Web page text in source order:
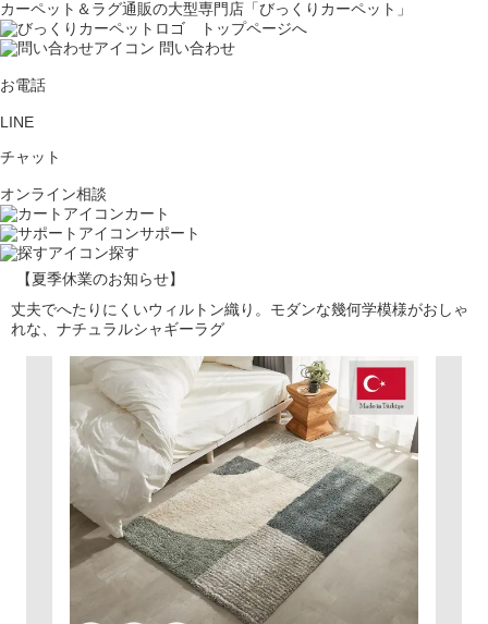
カーペット＆ラグ通販の大型専門店「びっくりカーペット」
問い合わせ
お電話
LINE
チャット
オンライン相談
カート
サポート
探す
【夏季休業のお知らせ】
丈夫でへたりにくいウィルトン織り。モダンな幾何学模様がおしゃ
れな、ナチュラルシャギーラグ